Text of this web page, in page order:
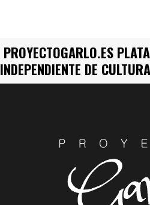
PROYECTOGARLO.ES
INDEPENDIENTE DE